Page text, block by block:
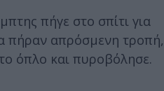
πήγε στο σπίτι για
πήραν απρόσμενη τροπή,
όπλο και πυροβόλησε.